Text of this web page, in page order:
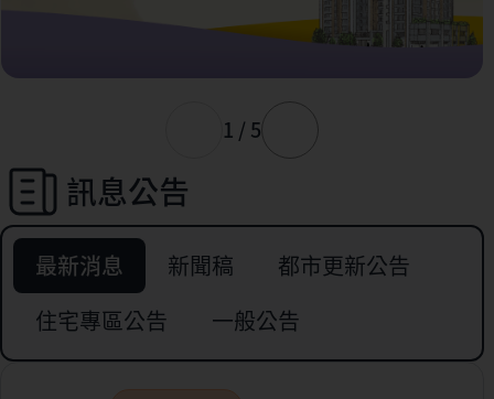
1 / 5
訊息公告
最新消息 新聞稿
都市更新公告
住宅專區公告
一般公告